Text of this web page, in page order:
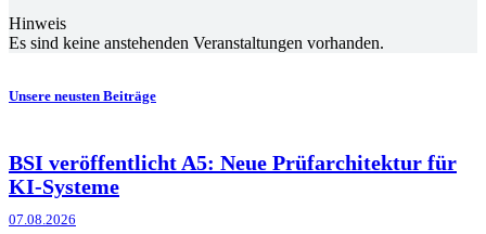
Hinweis
Es sind keine anstehenden Veranstaltungen vorhanden.
Unsere neusten Beiträge
BSI veröffentlicht A5: Neue Prüfarchitektur für
KI-Systeme
07.08.2026